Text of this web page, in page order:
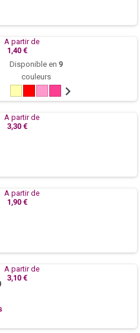
A partir de
1,40 €
Disponible en 9
couleurs
Fuchsia
Parme
azur
/
A partir de
3,30 €
A partir de
1,90 €
A partir de
3,10 €